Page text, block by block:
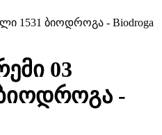
1531 ბიოდროგა - Biodroga
03
-